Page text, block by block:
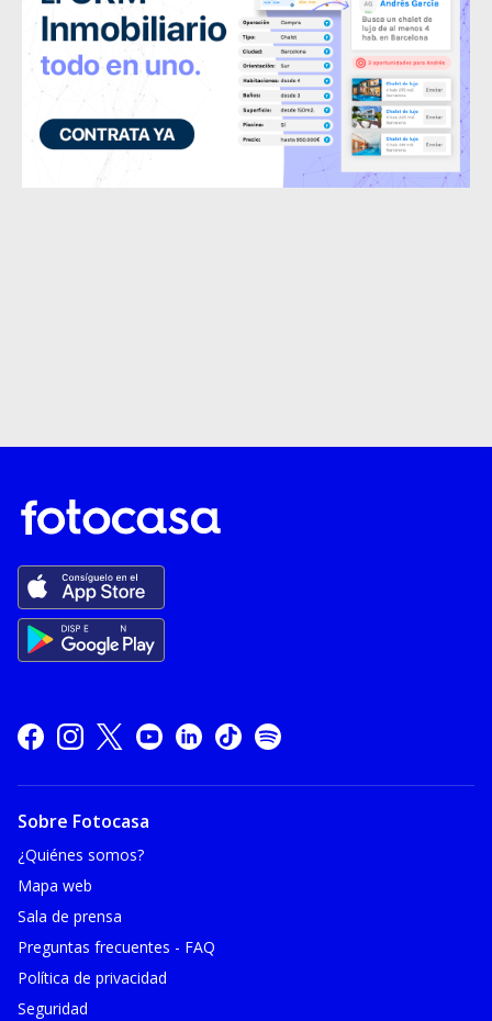
Sobre Fotocasa
¿Quiénes somos?
Mapa web
Sala de prensa
Preguntas frecuentes - FAQ
Política de privacidad
Seguridad